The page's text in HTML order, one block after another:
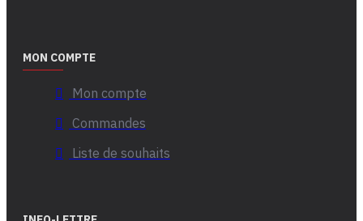
MON COMPTE
Mon compte
Commandes
Liste de souhaits